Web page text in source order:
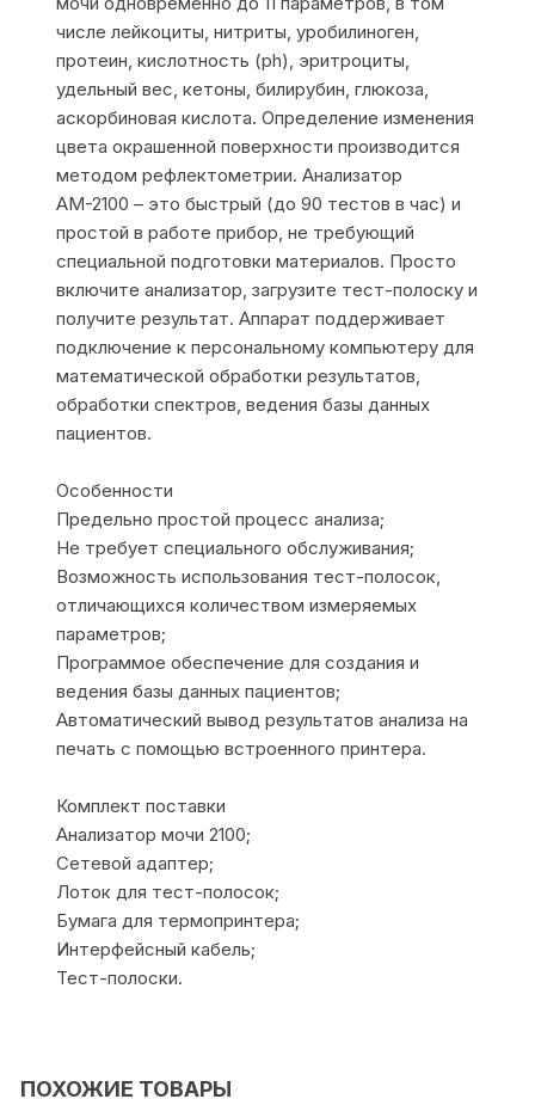
числе лейкоциты, нитриты, уробилиноген,
протеин, кислотность (ph), эритроциты,
удельный вес, кетоны, билирубин, глюкоза,
аскорбиновая кислота. Определение изменения
цвета окрашенной поверхности производится
методом рефлектометрии. Анализатор
АМ-2100 – это быстрый (до 90 тестов в час) и
простой в работе прибор, не требующий
специальной подготовки материалов. Просто
включите анализатор, загрузите тест-полоску и
получите результат. Аппарат поддерживает
подключение к персональному компьютеру для
математической обработки результатов,
обработки спектров, ведения базы данных
пациентов.
Особенности
Предельно простой процесс анализа;
Не требует специального обслуживания;
Возможность использования тест-полосок,
отличающихся количеством измеряемых
параметров;
Программое обеспечение для создания и
ведения базы данных пациентов;
Автоматический вывод результатов анализа на
печать с помощью встроенного принтера.
Комплект поставки
Анализатор мочи 2100;
Сетевой адаптер;
Лоток для тест-полосок;
Бумага для термопринтера;
Интерфейсный кабель;
Тест-полоски.
ПОХОЖИЕ ТОВАРЫ